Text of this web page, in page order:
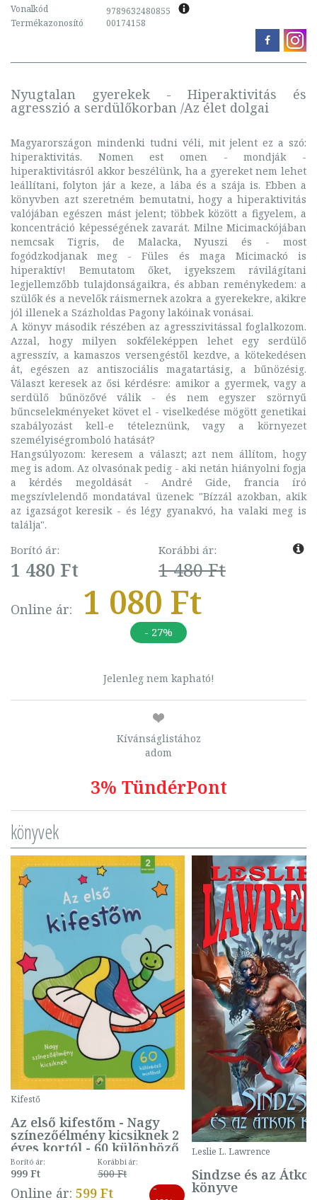
Vonalkód
9789632480855
Termékazonosító
00174158
Nyugtalan gyerekek - Hiperaktivitás és
agresszió a serdülőkorban /Az élet dolgai
Magyarországon mindenki tudni véli, mit jelent ez a szó:
hiperaktivitás. Nomen est omen - mondják -
hiperaktivitásról akkor beszélünk, ha a gyereket nem lehet
leállítani, folyton jár a keze, a lába és a szája is. Ebben a
könyvben azt szeretném bemutatni, hogy a hiperaktivitás
valójában egészen mást jelent; többek között a figyelem, a
koncentráció képességének zavarát. Milne Micimackójában
nemcsak Tigris, de Malacka, Nyuszi és - most
fogódzkodjanak meg - Füles és maga Micimackó is
hiperaktív! Bemutatom őket, igyekszem rávilágítani
legjellemzőbb tulajdonságaikra, és abban reménykedem: a
szülők és a nevelők ráismernek azokra a gyerekekre, akikre
jól illenek a Százholdas Pagony lakóinak vonásai.
A könyv második részében az agresszivitással foglalkozom.
Azzal, hogy milyen sokféleképpen lehet egy serdülő
agresszív, a kamaszos versengéstől kezdve, a kötekedésen
át, egészen az antiszociális magatartásig, a bűnözésig.
Választ keresek az ősi kérdésre: amikor a gyermek, vagy a
serdülő bűnözővé válik - és nem egyszer szörnyű
bűncselekményeket követ el - viselkedése mögött genetikai
szabályozást kell-e tételeznünk, vagy a környezet
személyiségromboló hatását?
Hangsúlyozom: keresem a választ; azt nem állítom, hogy
meg is adom. Az olvasónak pedig - aki netán hiányolni fogja
a kérdés megoldását - André Gide, francia író
megszívlelendő mondatával üzenek: "Bízzál azokban, akik
az igazságot keresik - és légy gyanakvó, ha valaki meg is
találja".
Borító ár:
1 480 Ft
Korábbi ár:
1 480 Ft
Online ár: 1 080 Ft
- 27%
Jelenleg nem kapható!
Kívánságlistához
adom
3% TündérPont
könyvek
Kifestő
Az első kifestőm - Nagy
színezőélmény kicsiknek 2
éves kortól - 60 különböző
mintával (gombás)
Borító ár:
999 Ft
Korábbi ár:
500 Ft
Online ár: 599 Ft
-
Leslie L. Lawrence
Sindzse és az Átkok
könyve